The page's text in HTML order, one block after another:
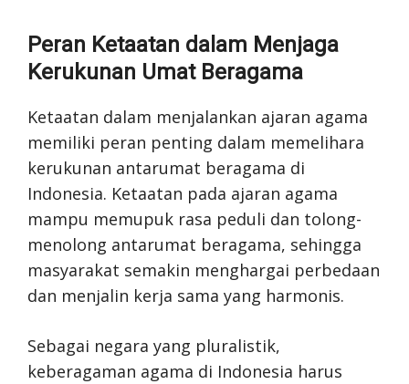
Peran Ketaatan dalam Menjaga
Kerukunan Umat Beragama
Ketaatan dalam menjalankan ajaran agama
memiliki peran penting dalam memelihara
kerukunan antarumat beragama di
Indonesia. Ketaatan pada ajaran agama
mampu memupuk rasa peduli dan tolong-
menolong antarumat beragama, sehingga
masyarakat semakin menghargai perbedaan
dan menjalin kerja sama yang harmonis.
Sebagai negara yang pluralistik,
keberagaman agama di Indonesia harus